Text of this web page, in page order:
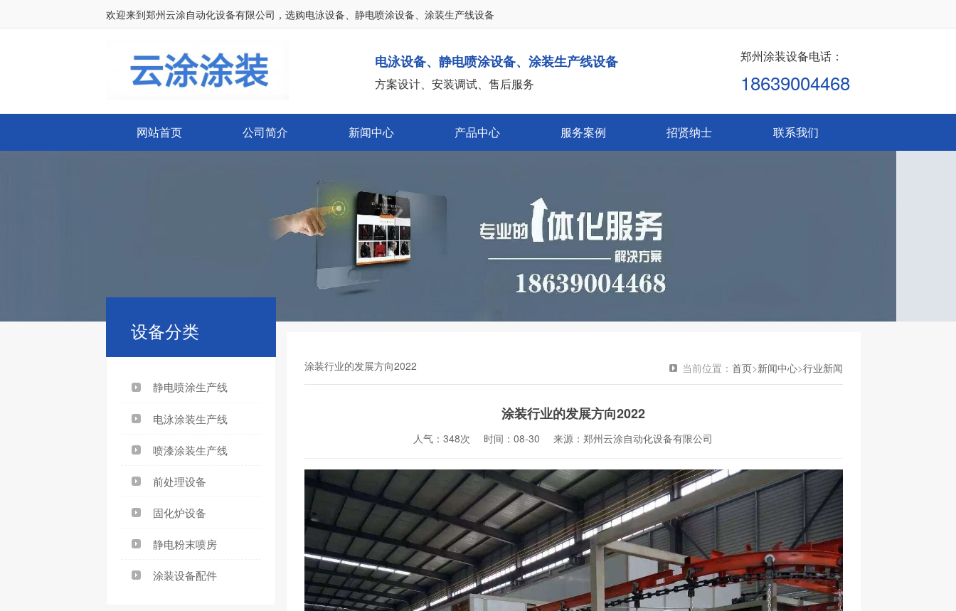
欢迎来到郑州云涂自动化设备有限公司，选购电泳设备、静电喷涂设备、涂装生产线设备
电泳设备、静电喷涂设备、涂装生产线设备
方案设计、安装调试、售后服务
郑州涂装设备电话：
18639004468
网站首页 公司简介 新闻中心 产品中心 服务案例 招贤纳士 联系我们
设备分类
静电喷涂生产线
电泳涂装生产线
喷漆涂装生产线
前处理设备
固化炉设备
静电粉末喷房
涂装设备配件
涂装行业的发展方向2022 当前位置： 首页>新闻中心>行业新闻
涂装行业的发展方向2022
人气：348次 时间：08-30 来源：郑州云涂自动化设备有限公司